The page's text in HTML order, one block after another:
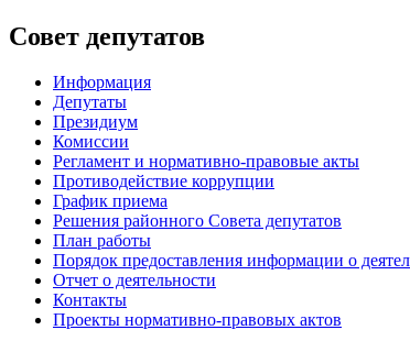
Совет депутатов
Информация
Депутаты
Президиум
Комиссии
Регламент и нормативно-правовые акты
Противодействие коррупции
График приема
Решения районного Совета депутатов
План работы
Порядок предоставления информации о
Отчет о деятельности
Контакты
Проекты нормативно-правовых актов